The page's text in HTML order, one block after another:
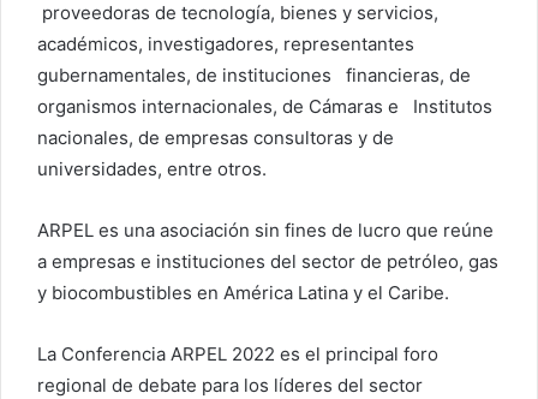
proveedoras de tecnología, bienes y servicios,
académicos, investigadores, representantes
gubernamentales, de instituciones financieras, de
organismos internacionales, de Cámaras e Institutos
nacionales, de empresas consultoras y de
universidades, entre otros.
ARPEL es una asociación sin fines de lucro que reúne
a empresas e instituciones del sector de petróleo, gas
y biocombustibles en América Latina y el Caribe.
La Conferencia ARPEL 2022 es el principal foro
regional de debate para los líderes del sector